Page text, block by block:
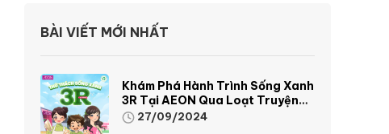
BÀI VIẾT MỚI NHẤT
Khám Phá Hành Trình Sống Xanh
3R Tại AEON Qua Loạt Truyện
Tranh Sinh Động Và Thú Vị
27/09/2024